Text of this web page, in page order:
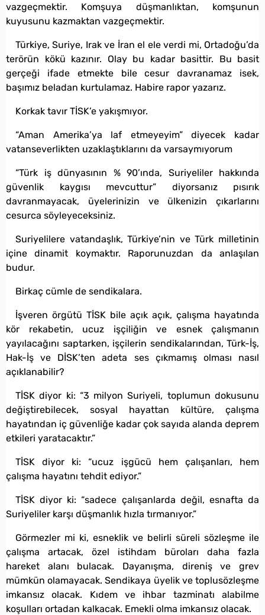
vazgeçmektir. Komşuya düşmanlıktan, komşunun
kuyusunu kazmaktan vazgeçmektir.
Türkiye, Suriye, Irak ve İran el ele verdi mi, Ortadoğu’da
terörün kökü kazınır. Olay bu kadar basittir. Bu basit
gerçeği ifade etmekte bile cesur davranamaz isek,
başımız beladan kurtulamaz. Habire rapor yazarız.
Korkak tavır TİSK’e yakışmıyor.
“Aman Amerika’ya laf etmeyeyim” diyecek kadar
vatanseverlikten uzaklaştıklarını da varsaymıyorum
“Türk iş dünyasının % 90’ında, Suriyeliler hakkında
güvenlik kaygısı mevcuttur” diyorsanız pısırık
davranmayacak, üyelerinizin ve ülkenizin çıkarlarını
cesurca söyleyeceksiniz.
Suriyelilere vatandaşlık, Türkiye’nin ve Türk milletinin
içine dinamit koymaktır. Raporunuzdan da anlaşılan
budur.
Birkaç cümle de sendikalara.
İşveren örgütü TİSK bile açık açık, çalışma hayatında
kör rekabetin, ucuz işçiliğin ve esnek çalışmanın
yayılacağını saptarken, işçilerin sendikalarından, Türk-İş,
Hak-İş ve DİSK’ten adeta ses çıkmamış olması nasıl
açıklanabilir?
TİSK diyor ki: “3 milyon Suriyeli, toplumun dokusunu
değiştirebilecek, sosyal hayattan kültüre, çalışma
hayatından iç güvenliğe kadar çok sayıda alanda deprem
etkileri yaratacaktır.”
TİSK diyor ki: “ucuz işgücü hem çalışanları, hem
çalışma hayatını tehdit ediyor.”
TİSK diyor ki: “sadece çalışanlarda değil, esnafta da
Suriyeliler karşı düşmanlık hızla tırmanıyor.”
Görmezler mi ki, esneklik ve belirli süreli sözleşme ile
çalışma artacak, özel istihdam büroları daha fazla
hareket alanı bulacak. Dayanışma, direniş ve grev
mümkün olamayacak. Sendikaya üyelik ve toplusözleşme
imkansız olacak. Kıdem ve ihbar tazminatı alabilme
koşulları ortadan kalkacak. Emekli olma imkansız olacak.